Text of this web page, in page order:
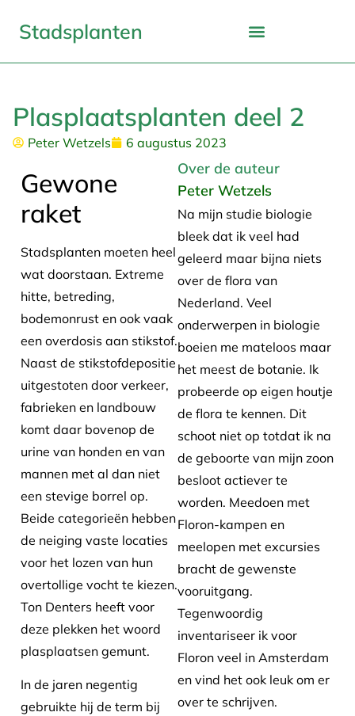
Stadsplanten
Plasplaatsplanten deel 2
Peter Wetzels 6 augustus 2023
Gewone
raket
Stadsplanten moeten heel
wat doorstaan. Extreme
hitte, betreding,
bodemonrust en ook vaak
een overdosis aan stikstof.
Naast de stikstofdepositie
uitgestoten door verkeer,
fabrieken en landbouw
komt daar bovenop de
urine van honden en van
mannen met al dan niet
een stevige borrel op.
Beide categorieën hebben
de neiging vaste locaties
voor het lozen van hun
overtollige vocht te kiezen.
Ton Denters heeft voor
deze plekken het woord
plasplaatsen gemunt.
In de jaren negentig
gebruikte hij de term bij
Over de auteur
Peter Wetzels
Na mijn studie biologie
bleek dat ik veel had
geleerd maar bijna niets
over de flora van
Nederland. Veel
onderwerpen in biologie
boeien me mateloos maar
het meest de botanie. Ik
probeerde op eigen houtje
de flora te kennen. Dit
schoot niet op totdat ik na
de geboorte van mijn zoon
besloot actiever te
worden. Meedoen met
Floron-kampen en
meelopen met excursies
bracht de gewenste
vooruitgang.
Tegenwoordig
inventariseer ik voor
Floron veel in Amsterdam
en vind het ook leuk om er
over te schrijven.